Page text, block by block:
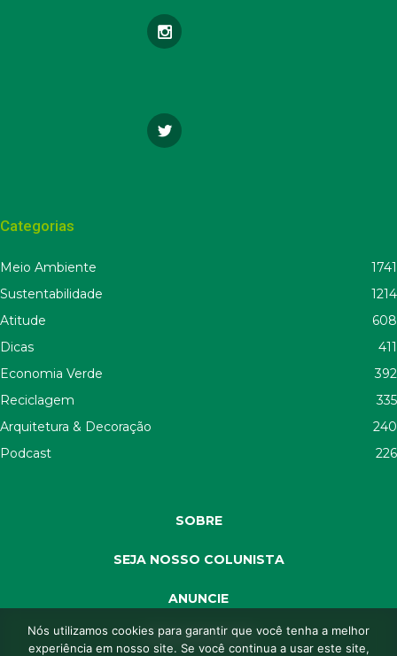
Categorias
Meio Ambiente
1741
Sustentabilidade
1214
Atitude
608
Dicas
411
Economia Verde
392
Reciclagem
335
Arquitetura & Decoração
240
Podcast
226
SOBRE
SEJA NOSSO COLUNISTA
ANUNCIE
SEJA APOIADOR
Nós utilizamos cookies para garantir que você tenha a melhor
experiência em nosso site. Se você continua a usar este site,